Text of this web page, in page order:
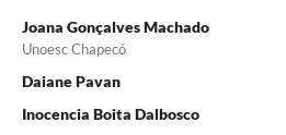
Joana Gonçalves Machado
Unoesc Chapecó
Daiane Pavan
Inocencia Boita Dalbosco